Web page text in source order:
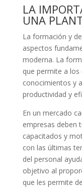
LA
UNA
La formación y
aspectos
moderna. La
que permite a
conocimientos y
productividad y
En un mercado
empresas deben
capacitados y
con las últimas
del personal
objetivo al
que les permite